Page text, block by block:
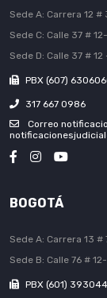
Sede A: Carrera 12 #
Sede C: Calle 37 #
Sede D: Calle 37 # 12
PBX (607)
317 667 0986
Correo
BOGOTÁ
Sede A: Carrera 13 #
Sede B: Calle 76 #
PBX (601)